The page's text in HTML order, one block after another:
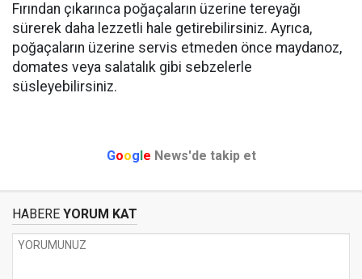
Fırından çıkarınca poğaçaların üzerine tereyağı
sürerek daha lezzetli hale getirebilirsiniz. Ayrıca,
poğaçaların üzerine servis etmeden önce maydanoz,
domates veya salatalık gibi sebzelerle
süsleyebilirsiniz.
Google News'de takip et
HABERE YORUM KAT